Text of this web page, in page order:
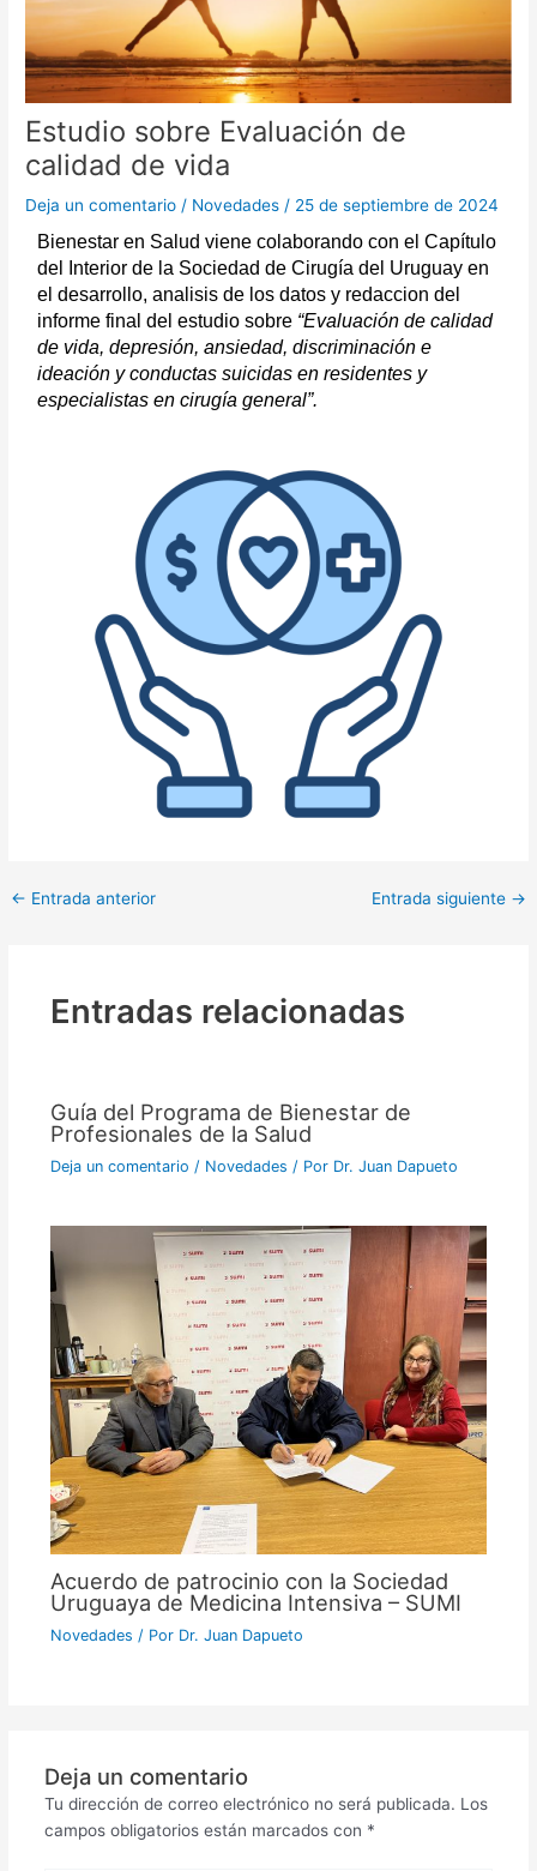
Estudio sobre Evaluación de
calidad de vida
Deja un comentario / Novedades / 25 de septiembre de 2024
Bienestar en Salud viene colaborando con el Capítulo
del Interior de la Sociedad de Cirugía del Uruguay en
el desarrollo, analisis de los datos y redaccion del
informe final del estudio sobre “Evaluación de calidad
de vida, depresión, ansiedad, discriminación e
ideación y conductas suicidas en residentes y
especialistas en cirugía general”.
← Entrada anterior Entrada siguiente →
Entradas relacionadas
Guía del Programa de Bienestar de
Profesionales de la Salud
Deja un comentario / Novedades / Por Dr. Juan Dapueto
Acuerdo de patrocinio con la Sociedad
Uruguaya de Medicina Intensiva – SUMI
Novedades / Por Dr. Juan Dapueto
Deja un comentario
Tu dirección de correo electrónico no será publicada. Los
campos obligatorios están marcados con *